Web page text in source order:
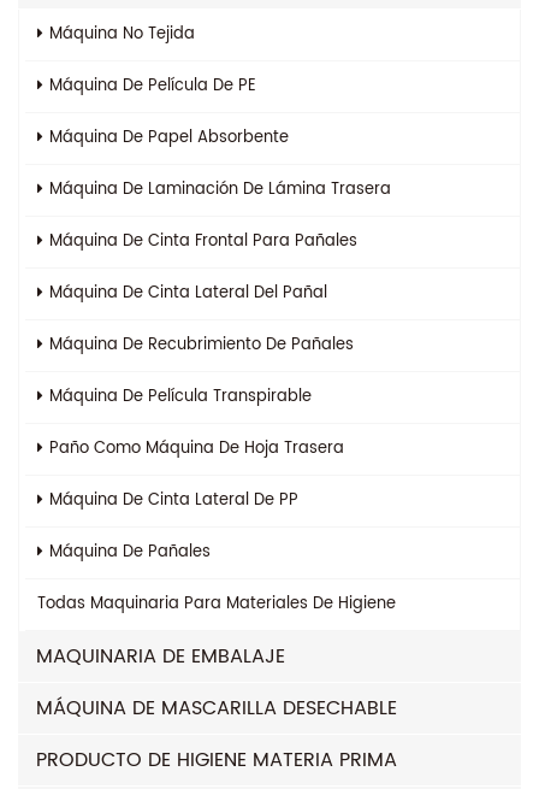
Máquina No Tejida
Máquina De Película De PE
Máquina De Papel Absorbente
Máquina De Laminación De Lámina Trasera
Máquina De Cinta Frontal Para Pañales
Máquina De Cinta Lateral Del Pañal
Máquina De Recubrimiento De Pañales
Máquina De Película Transpirable
Paño Como Máquina De Hoja Trasera
Máquina De Cinta Lateral De PP
Máquina De Pañales
Todas Maquinaria Para Materiales De Higiene
MAQUINARIA DE EMBALAJE
MÁQUINA DE MASCARILLA DESECHABLE
PRODUCTO DE HIGIENE MATERIA PRIMA